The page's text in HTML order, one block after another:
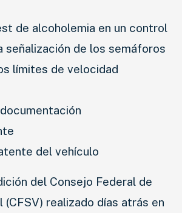
de alcoholemia en un control
señalización de los semáforos
límites de velocidad
del vehículo
del Consejo Federal de
(CFSV) realizado días atrás en